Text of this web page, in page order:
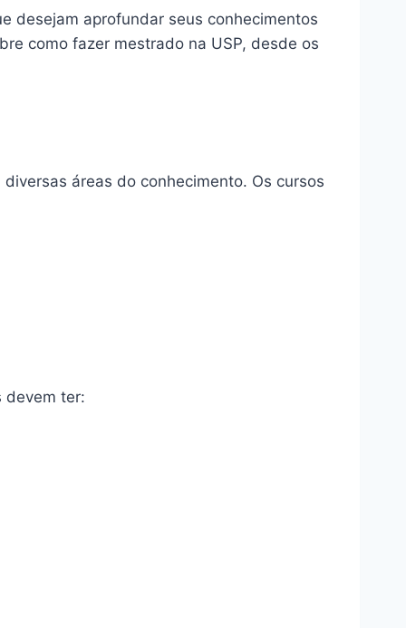
desejam aprofundar seus conhecimentos
como fazer mestrado na USP, desde os
áreas do conhecimento. Os cursos
devem ter: